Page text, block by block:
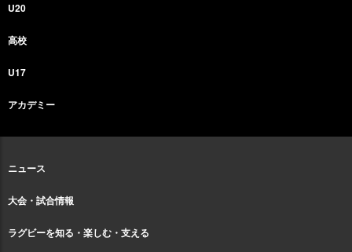
U20
高校
U17
アカデミー
ニュース
大会・試合情報
ラグビーを知る・楽しむ・支える